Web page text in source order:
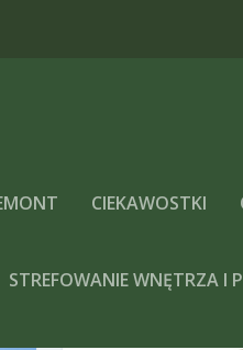
CIEKAWOSTKI
STREFOWANIE WNĘTRZA I